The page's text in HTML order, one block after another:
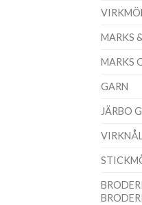
MARKS
MARKS
GARN
JÄRBO